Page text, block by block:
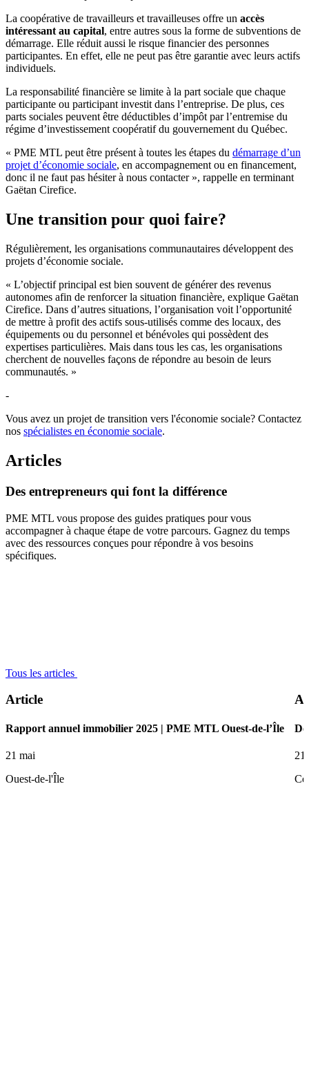
La coopérative de travailleurs et travailleuses offre un accès
intéressant au capital, entre autres sous la forme de subventions de
démarrage. Elle réduit aussi le risque financier des personnes
participantes. En effet, elle ne peut pas être garantie avec leurs actifs
individuels.
La responsabilité financière se limite à la part sociale que chaque
participante ou participant investit dans l’entreprise. De plus, ces
parts sociales peuvent être déductibles d’impôt par l’entremise du
régime d’investissement coopératif du gouvernement du Québec.
« PME MTL peut être présent à toutes les étapes du démarrage d’un
projet d’économie sociale, en accompagnement ou en financement,
donc il ne faut pas hésiter à nous contacter », rappelle en terminant
Gaëtan Cirefice.
Une transition pour quoi faire?
Régulièrement, les organisations communautaires développent des
projets d’économie sociale.
« L’objectif principal est bien souvent de générer des revenus
autonomes afin de renforcer la situation financière, explique Gaëtan
Cirefice. Dans d’autres situations, l’organisation voit l’opportunité
de mettre à profit des actifs sous-utilisés comme des locaux, des
équipements ou du personnel et bénévoles qui possèdent des
expertises particulières. Mais dans tous les cas, les organisations
cherchent de nouvelles façons de répondre au besoin de leurs
communautés. »
-
Vous avez un projet de transition vers l'économie sociale? Contactez
nos spécialistes en économie sociale.
Articles
Des entrepreneurs qui font la différence
PME MTL vous propose des guides pratiques pour vous
accompagner à chaque étape de votre parcours. Gagnez du temps
avec des ressources conçues pour répondre à vos besoins
spécifiques.
Tous les articles
Article
Rapport annuel immobilier 2025 | PME MTL Ouest-de-l’Île
21 mai
Ouest-de-l'Île
21